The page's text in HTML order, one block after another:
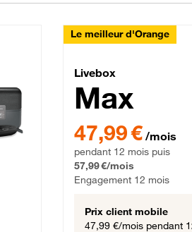
Engagement 12 mois
Le meilleur d'Orange
Livebox
Livebox
Max
47,99 € par mois
47,99 € /mois
pendant 12 mois puis
57,99 €/mois
Engagement 12 mois
Prix client mobile
47,99 €/mois pendant